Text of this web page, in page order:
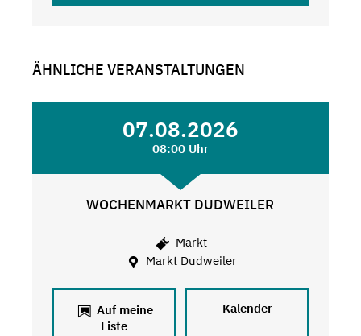
ÄHNLICHE VERANSTALTUNGEN
07.08.2026
08:00 Uhr
WOCHENMARKT DUDWEILER
Markt
Markt Dudweiler
Auf meine
Liste
Kalender